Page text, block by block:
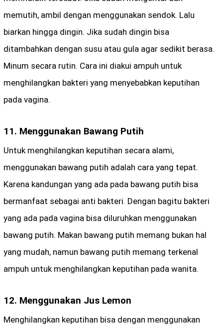
memutih, ambil dengan menggunakan sendok. Lalu
biarkan hingga dingin. Jika sudah dingin bisa
ditambahkan dengan susu atau gula agar sedikit berasa.
Minum secara rutin. Cara ini diakui ampuh untuk
menghilangkan bakteri yang menyebabkan keputihan
pada vagina.
11. Menggunakan Bawang Putih
Untuk menghilangkan keputihan secara alami,
menggunakan bawang putih adalah cara yang tepat.
Karena kandungan yang ada pada bawang putih bisa
bermanfaat sebagai anti bakteri. Dengan bagitu bakteri
yang ada pada vagina bisa diluruhkan menggunakan
bawang putih. Makan bawang putih memang bukan hal
yang mudah, namun bawang putih memang terkenal
ampuh untuk menghilangkan keputihan pada wanita.
12. Menggunakan Jus Lemon
Menghilangkan keputihan bisa dengan menggunakan